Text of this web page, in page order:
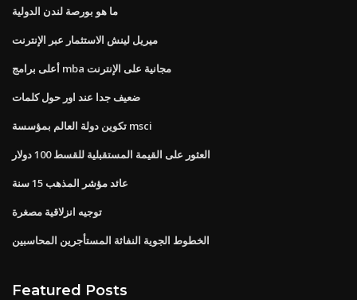
ما هو بورصة لندن الدولية
ميريل لينش الاستثمار عبر الإنترنت
أعلى برامج mba مجانية على الإنترنت
ضعيف جدا عند اور حول كلمات
تكوين دولة العالم بمؤسسة msci
العثور على القيمة المستقبلية للقسط 100 دولار
عائد مؤشر المذهب 15 سنة
توجيه انزلاقية مصغرة
الخطوط الجوية النفاثة المستأجرين المحاسبين
Featured Posts